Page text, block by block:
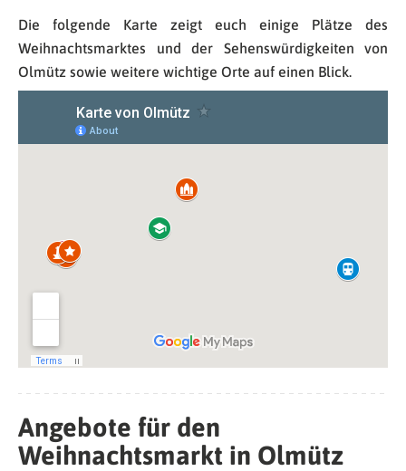
Die folgende Karte zeigt euch einige Plätze des
Weihnachtsmarktes und der Sehenswürdigkeiten von
Olmütz sowie weitere wichtige Orte auf einen Blick.
Angebote für den
Weihnachtsmarkt in Olmütz